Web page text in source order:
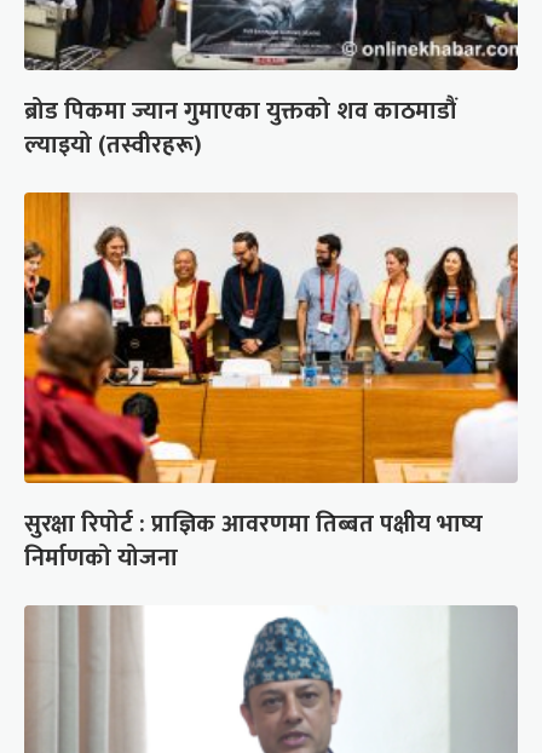
ब्रोड पिकमा ज्यान गुमाएका युक्तको शव काठमाडौं
ल्याइयो (तस्वीरहरू)
सुरक्षा रिपोर्ट : प्राज्ञिक आवरणमा तिब्बत पक्षीय भाष्य
निर्माणको योजना